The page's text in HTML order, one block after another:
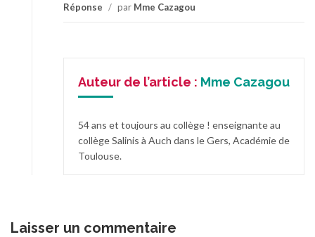
Réponse / par Mme Cazagou
Auteur de l’article : Mme Cazagou
54 ans et toujours au collège ! enseignante au
collège Salinis à Auch dans le Gers, Académie de
Toulouse.
Laisser un commentaire